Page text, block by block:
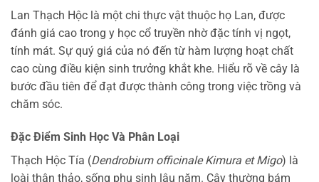
Lan Thạch Hộc là một chi thực vật thuộc họ Lan, được
đánh giá cao trong y học cổ truyền nhờ đặc tính vị ngọt,
tính mát. Sự quý giá của nó đến từ hàm lượng hoạt chất
cao cùng điều kiện sinh trưởng khắt khe. Hiểu rõ về cây là
bước đầu tiên để đạt được thành công trong việc trồng và
chăm sóc.
Đặc Điểm Sinh Học Và Phân Loại
Thạch Hộc Tía (Dendrobium officinale Kimura et Migo) là
loài thân thảo, sống phụ sinh lâu năm. Cây thường bám